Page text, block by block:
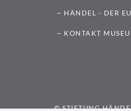
HÄNDEL - DER
KONTAKT
© STIFTUNG